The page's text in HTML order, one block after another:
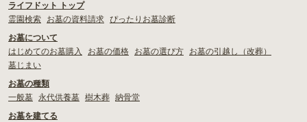
ライフドット トップ
霊園検索
お墓の資料請求 ぴったりお墓診断
お墓について
はじめてのお墓購入
お墓の価格 お墓の選び方
お墓の引越し（改葬）
墓じまい
お墓の種類
一般墓
永代供養墓 樹木葬 納骨堂
お墓を建てる